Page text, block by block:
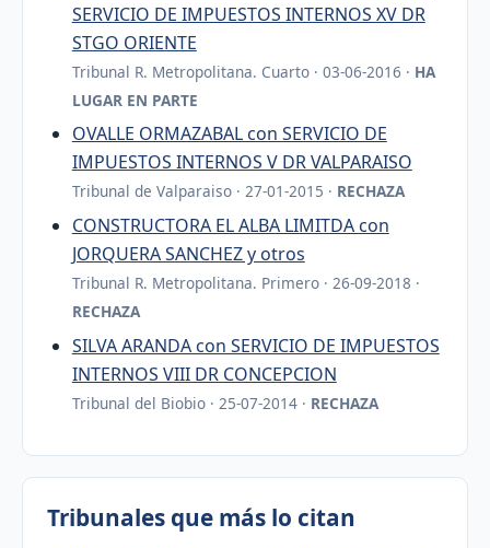
SERVICIO DE IMPUESTOS INTERNOS XV DR
STGO ORIENTE
Tribunal R. Metropolitana. Cuarto · 03-06-2016 · HA
LUGAR EN PARTE
OVALLE ORMAZABAL con SERVICIO DE
IMPUESTOS INTERNOS V DR VALPARAISO
Tribunal de Valparaiso · 27-01-2015 · RECHAZA
CONSTRUCTORA EL ALBA LIMITDA con
JORQUERA SANCHEZ y otros
Tribunal R. Metropolitana. Primero · 26-09-2018 ·
RECHAZA
SILVA ARANDA con SERVICIO DE IMPUESTOS
INTERNOS VIII DR CONCEPCION
Tribunal del Biobio · 25-07-2014 · RECHAZA
Tribunales que más lo citan